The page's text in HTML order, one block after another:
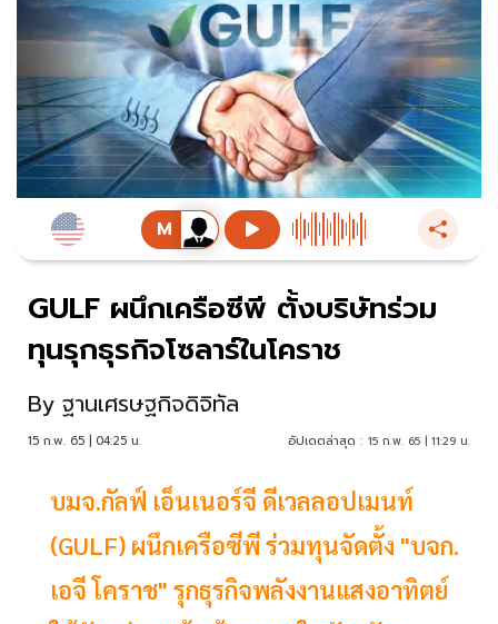
GULF ผนึกเครือซีพี ตั้งบริษัทร่วม
ทุนรุกธุรกิจโซลาร์ในโคราช
By ฐานเศรษฐกิจดิจิทัล
15 ก.พ. 65 | 04:25 น. อัปเดตล่าสุด : 15 ก.พ. 65 | 11:29 น.
บมจ.กัลฟ์ เอ็นเนอร์จี ดีเวลลอปเมนท์
(GULF) ผนึกเครือซีพี ร่วมทุนจัดตั้ง "บจก.
เอจี โคราช" รุกธุรกิจพลังงานแสงอาทิตย์